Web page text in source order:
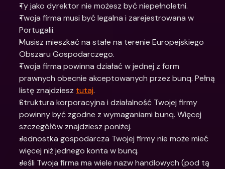
Ty jako dyrektor nie możesz być niepełnoletni.
Twoja firma musi być legalna i zarejestrowana w
Portugalii.
Musisz mieszkać na stałe na terenie Europejskiego
Obszaru Gospodarczego.
Twoja firma powinna działać w jednej z form
prawnych obecnie akceptowanych przez bunq. Pełną
listę znajdziesz tutaj.
Struktura korporacyjna i działalność Twojej firmy
powinny być zgodne z wymaganiami bunq. Więcej
szczegółów znajdziesz poniżej.
Jednostka gospodarcza Twojej firmy nie może mieć
więcej niż jednego konta w bunq.
Jeśli Twoja firma ma wiele nazw handlowych (pod tą